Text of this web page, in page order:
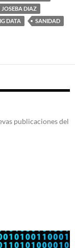
JOSEBA DIAZ
DATA
SANIDAD
publicaciones del